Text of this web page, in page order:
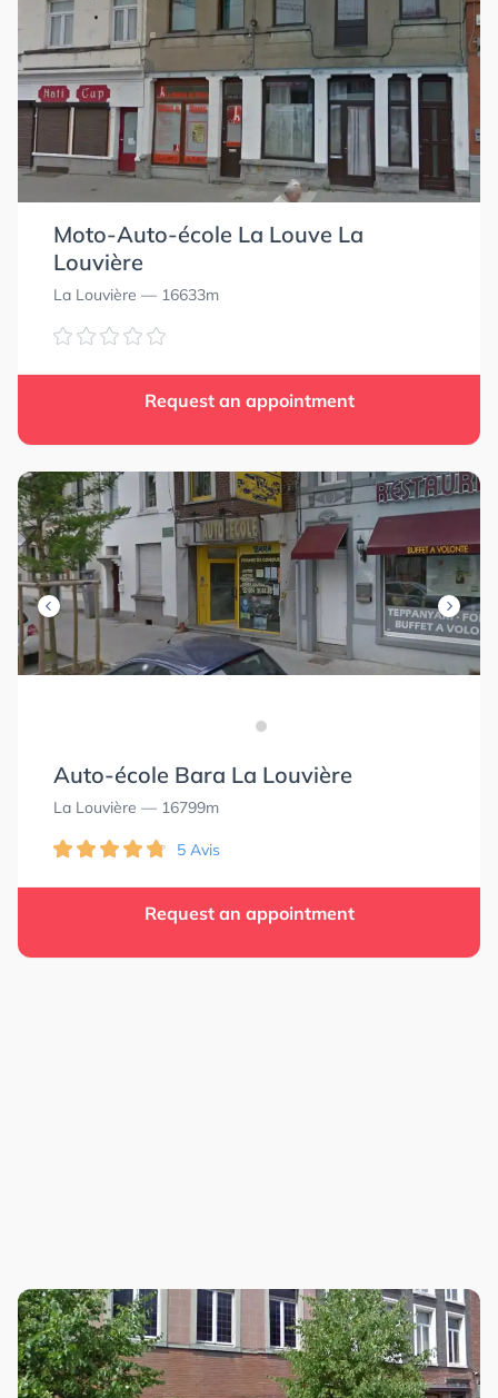
Moto-Auto-école La Louve La
Louvière
La Louvière — 16633m
Request an appointment
Auto-école Bara La Louvière
La Louvière — 16799m
5 Avis
Request an appointment